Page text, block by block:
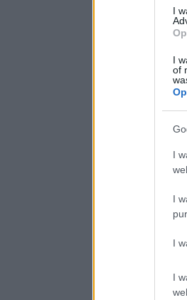
I
I
of
I
I
I
I